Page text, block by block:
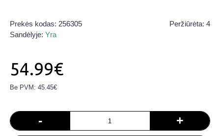
Peržiūrėta: 4
Prekės kodas: 256305
Sandėlyje: Yra
54.99€
Be PVM: 45.45€
- +